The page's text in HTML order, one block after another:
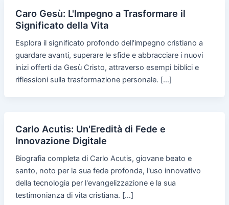
Caro Gesù: L'Impegno a Trasformare il
Significato della Vita
Esplora il significato profondo dell'impegno cristiano a
guardare avanti, superare le sfide e abbracciare i nuovi
inizi offerti da Gesù Cristo, attraverso esempi biblici e
riflessioni sulla trasformazione personale. […]
Carlo Acutis: Un'Eredità di Fede e
Innovazione Digitale
Biografia completa di Carlo Acutis, giovane beato e
santo, noto per la sua fede profonda, l'uso innovativo
della tecnologia per l'evangelizzazione e la sua
testimonianza di vita cristiana. […]